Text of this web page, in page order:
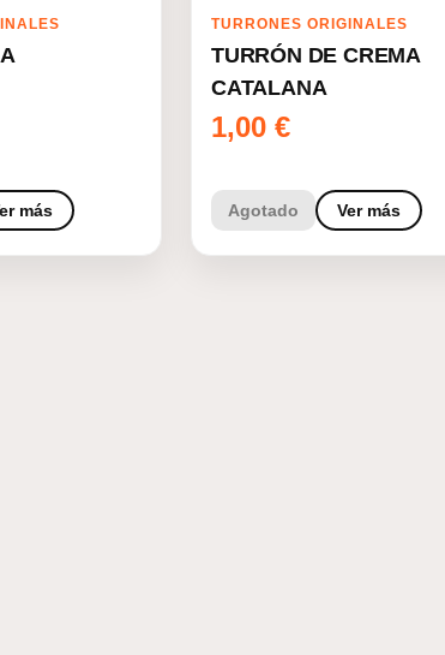
más
TURRONES ORIGINALES
TURRÓN DE CREMA
CATALANA
1,00 €
Agotado Ver más